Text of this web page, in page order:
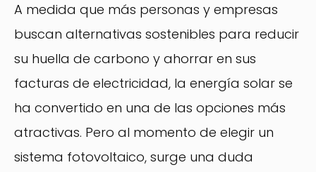
A medida que más personas y empresas
buscan alternativas sostenibles para reducir
su huella de carbono y ahorrar en sus
facturas de electricidad, la energía solar se
ha convertido en una de las opciones más
atractivas. Pero al momento de elegir un
sistema fotovoltaico, surge una duda